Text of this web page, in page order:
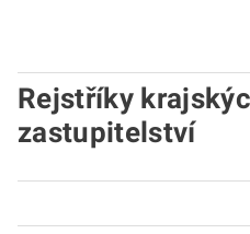
Rejstříky
zastupitelství